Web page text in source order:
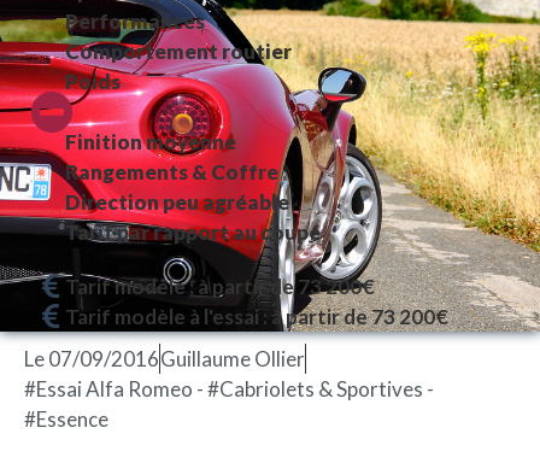
Performances
Comportement routier
Poids
Finition moyenne
Rangements & Coffre
Direction peu agréable
Tarif par rapport au coupé
Tarif modèle : à partir de 73 200€
Tarif modèle à l'essai : à partir de 73 200€
Le07/09/2016Guillaume Ollier
#Essai Alfa Romeo - #Cabriolets & Sportives -
#Essence